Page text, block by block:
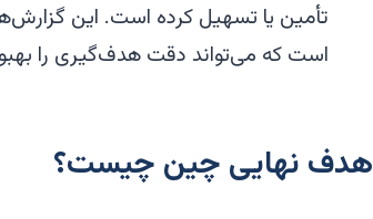
تأمین یا تسهیل کرده است. این
است که می‌تواند دقت هدف‌گیری را
هدف نهایی چین چیست؟